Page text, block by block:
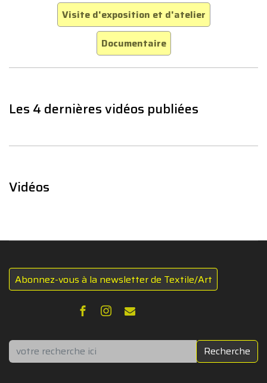
Visite d'exposition et d'atelier
Documentaire
Les 4 dernières vidéos publiées
Vidéos
Abonnez-vous à la newsletter de Textile/Art
Rechercher Recherche